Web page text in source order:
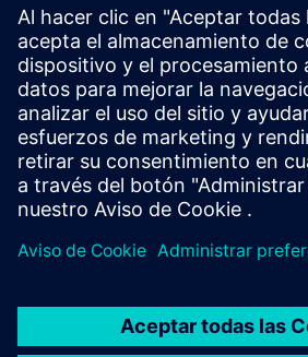
Integrated EMS
Aproveche su energía cuando la
control con nuestro almacenamiento
inteligente. Innovador, escalable para
futuro.
Más información